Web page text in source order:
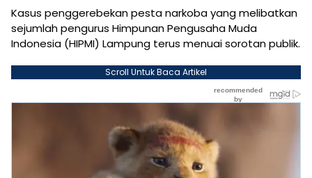
Kasus penggerebekan pesta narkoba yang melibatkan
sejumlah pengurus Himpunan Pengusaha Muda
Indonesia (HIPMI) Lampung terus menuai sorotan publik.
Scroll Untuk Baca Artikel